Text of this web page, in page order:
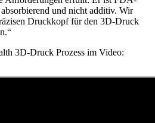
und nicht additiv. Wir
Druckkopf für den 3D-Druck
3D-Druck Prozess im Video: